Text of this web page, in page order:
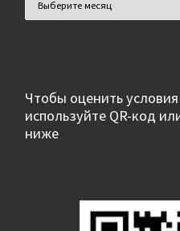
Чтобы оценить
используйте QR-код
ниже